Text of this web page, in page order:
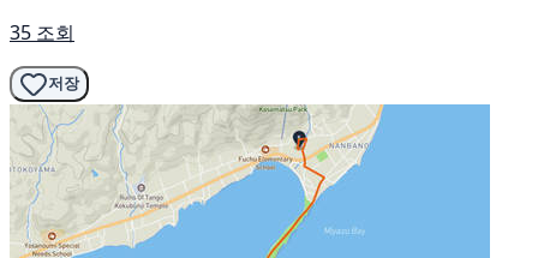
35 조회
저장